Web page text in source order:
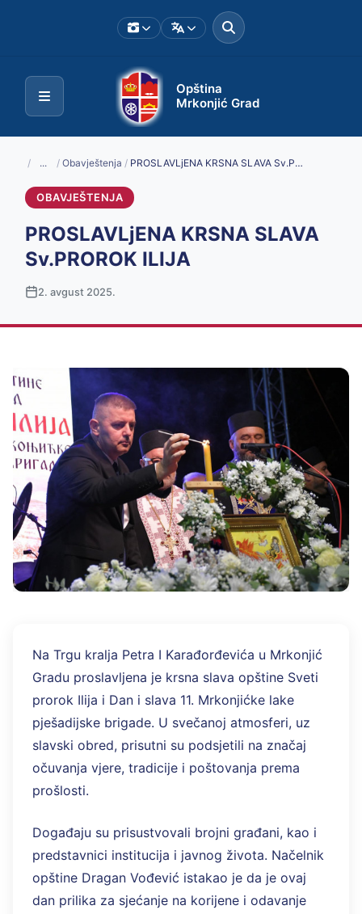
Opština
Mrkonjić Grad
/ ... / Obavještenja / PROSLAVLjENA KRSNA SLAVA Sv.PROROK ILIJA
OBAVJEŠTENJA
PROSLAVLjENA KRSNA SLAVA
Sv.PROROK ILIJA
2. avgust 2025.
Na Trgu kralja Petra I Karađorđevića u Mrkonjić
Gradu proslavljena je krsna slava opštine Sveti
prorok Ilija i Dan i slava 11. Mrkonjićke lake
pješadijske brigade. U svečanoj atmosferi, uz
slavski obred, prisutni su podsjetili na značaj
očuvanja vjere, tradicije i poštovanja prema
prošlosti.
Događaju su prisustvovali brojni građani, kao i
predstavnici institucija i javnog života. Načelnik
opštine Dragan Vođević istakao je da je ovaj
dan prilika za sjećanje na korijene i odavanje